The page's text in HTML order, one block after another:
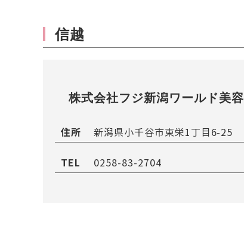
信越
株式会社フジ新潟ワールド美容
住所 新潟県小千谷市東栄1丁目6-25
TEL 0258-83-2704